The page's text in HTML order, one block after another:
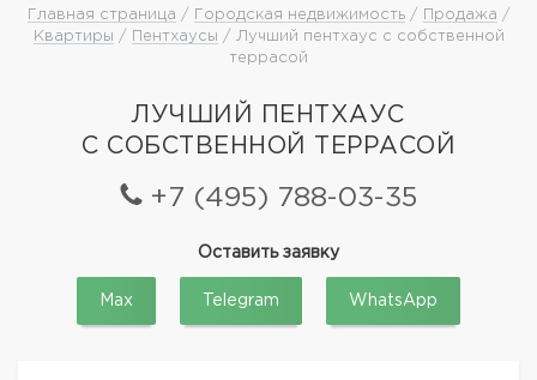
Главная страница / Городская недвижимость/ Продажа /
Квартиры / Пентхаусы / Лучший пентхаус с собственной
террасой
ЛУЧШИЙ ПЕНТХАУС
С СОБСТВЕННОЙ ТЕРРАСОЙ
+7 (495) 788-03-35
Оставить заявку
Max Telegram WhatsApp